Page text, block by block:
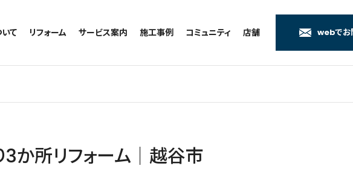
て リフォーム
お風呂のリフォーム
洗面台のリフォーム
水回りのリフォーム
サービス案内
相談室・よくある質問
施工事例
トイレの施工事例
キッチンの施工事例
コミュニティ
アルブル通信
ブログ
店舗
墨田店
日本橋店
webでお
か所リフォーム｜越谷市